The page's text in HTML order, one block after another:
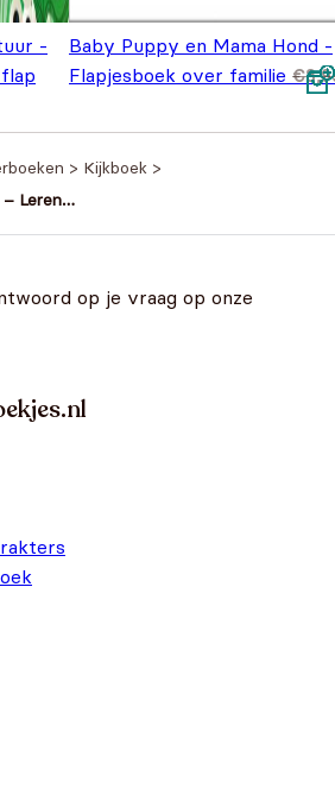
-
Baby Puppy en Mama Hond -
Flapjesboek over familie €
Oorspronkelijke prijs was:
Huidige prijs is: €6,99.
> Kijkboek >
Leren
op je vraag op onze